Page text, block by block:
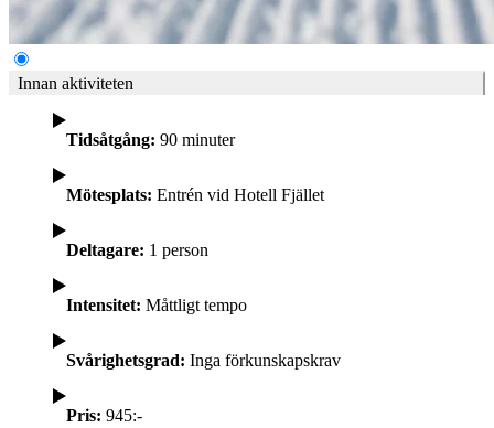
Innan aktiviteten
Tidsåtgång: 90 minuter
Mötesplats: Entrén vid Hotell Fjället
Deltagare: 1 person
Intensitet: Måttligt tempo
Svårighetsgrad: Inga förkunskapskrav
Pris: 945:-